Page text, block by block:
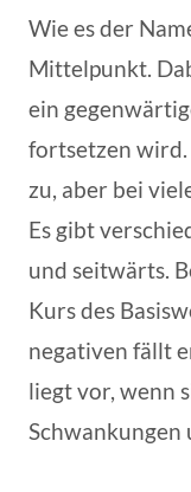
Wie es der
Mittelpunkt.
ein
fortsetzen
zu, aber bei
Es gibt
und seitwärts.
Kurs des
negativen fällt
liegt vor, wenn
Schwankungen